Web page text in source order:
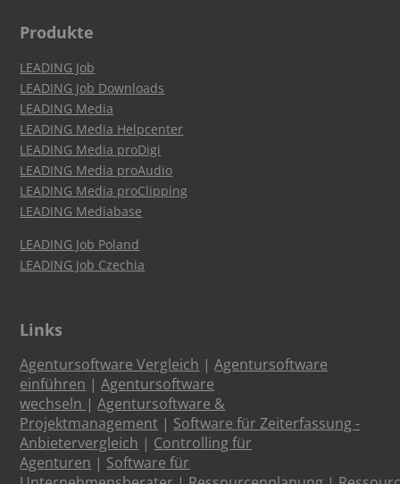
Produkte
LEADING Job
LEADING Job Downloads
LEADING Media
LEADING Media Helpcenter
LEADING Media proDigi
LEADING Media proAudio
LEADING Media proClipping
LEADING Mediabase
LEADING Job Poland
LEADING Job Czechia
Links
Agentursoftware Vergleich |Agentursoftware
einführen |Agentursoftware
wechseln |Agentursoftware &
Projektmanagement | Software für Zeiterfassung -
Anbietervergleich | Controlling für
Agenturen | Software für